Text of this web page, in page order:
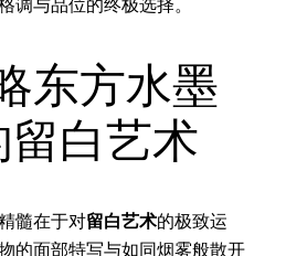
调与品位的终极选择。
东方水墨
白艺术
髓在于对留白艺术的极致运
的面部特写与如同烟雾般散开